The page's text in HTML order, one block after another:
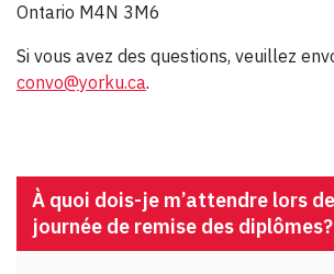
Ontario M4N 3M6
Si vous avez des questions, veuillez
convo@yorku.ca.
À quoi dois-je m’attendre lors
journée de remise des diplômes?